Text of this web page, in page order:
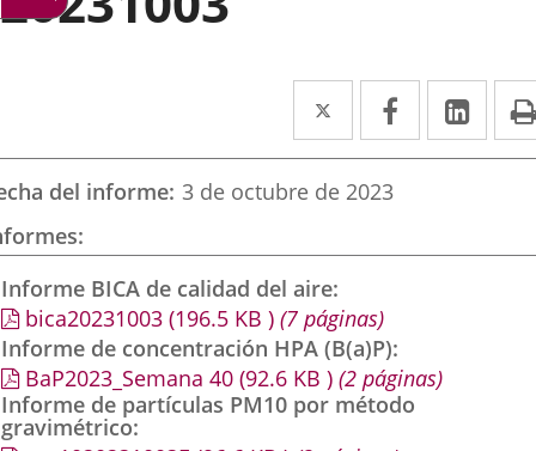
Twitter
Enlace
a
una
externa.
Facebook
Enlace
a
externa.
a
del informe 3 de octubre de 2023
Informe BICA de calidad del aire
bica20231003 (196.5 KB ) (7 páginas)
Informe de concentración HPA (B(a)P)
BaP2023_Semana 40 (92.6 KB ) (2 páginas)
Informe de partículas PM10 por método
gravimétrico